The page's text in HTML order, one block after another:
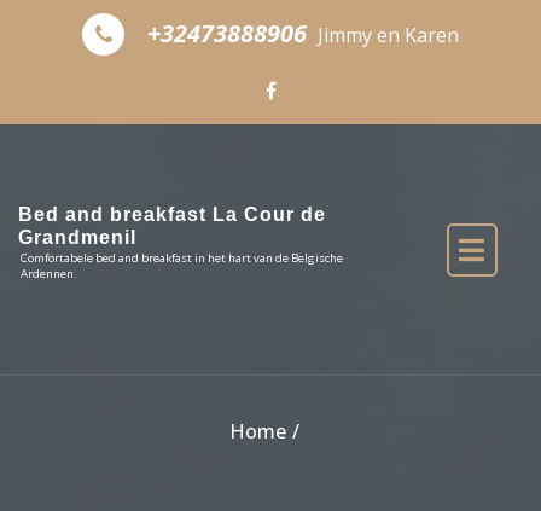
Skip to the content
+32473888906 Jimmy en Karen
Bed and breakfast La Cour de
Grandmenil
Comfortabele bed and breakfast in het hart van de Belgische
Ardennen.
Home